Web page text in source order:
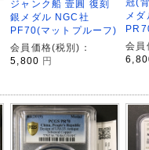
ジャンク船 壹圓 復刻
銀メダル NGC社
PF70(マットプルーフ)
会員価格(税別)：
5,800 円
メ
会員